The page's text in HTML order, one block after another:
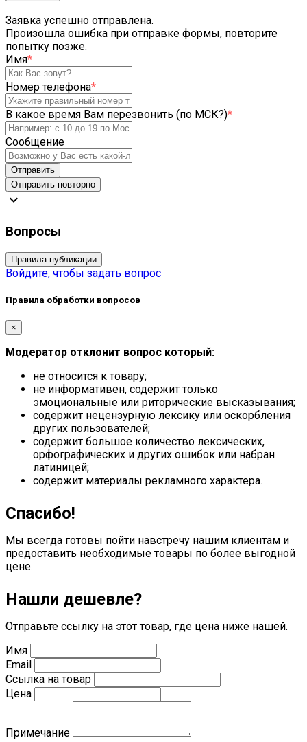
Заявка успешно отправлена.
Произошла ошибка при отправке формы, повторите
попытку позже.
Имя*
Номер телефона*
В какое время Вам перезвонить (по МСК?)*
Сообщение
Отправить
Отправить повторно
expand_more
Вопросы
Правила публикации
Войдите, чтобы задать вопрос
Правила обработки вопросов
×
Модератор отклонит вопрос который:
не относится к товару;
не информативен, содержит только
эмоциональные или риторические высказывания;
содержит нецензурную лексику или оскорбления
других пользователей;
содержит большое количество лексических,
орфографических и других ошибок или набран
латиницей;
содержит материалы рекламного характера.
Спасибо!
Мы всегда готовы пойти навстречу нашим клиентам и
предоставить необходимые товары по более выгодной
цене.
Нашли дешевле?
Отправьте ссылку на этот товар, где цена ниже нашей.
Имя
Email
Ссылка на товар
Цена
Примечание